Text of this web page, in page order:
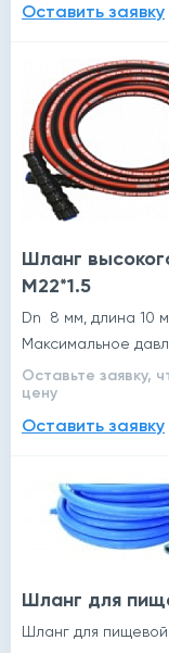
Оставить заявку
Шланг
M22*1.5
Dn 8 мм, длина 10
Максимальное
Оставьте заявку,
цену
Оставить заявку
Шланг для
Шланг для